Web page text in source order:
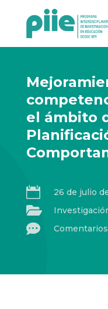
el ámbito
 26 de julio

